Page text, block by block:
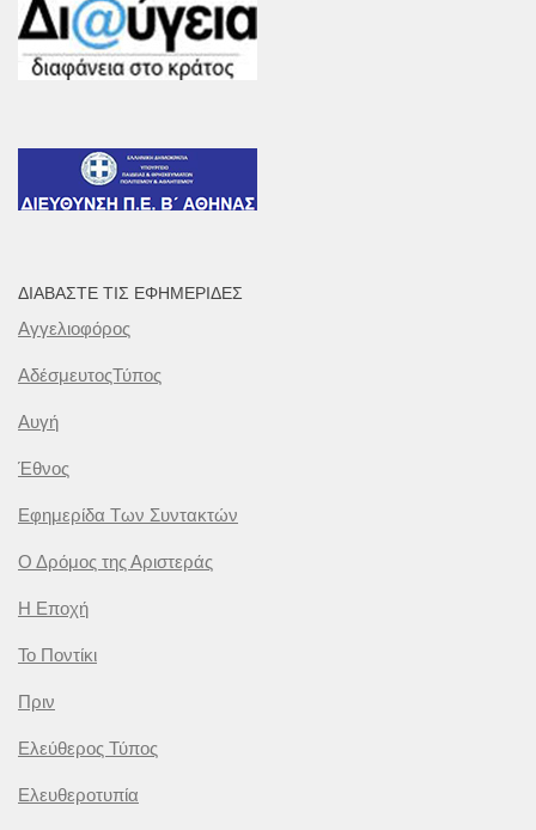
ΔΙΑΒΆΣΤΕ ΤΙΣ ΕΦΗΜΕΡΊΔΕΣ
Αγγελιοφόρος
ΑδέσμευτοςΤύπος
Αυγή
Έθνος
Εφημερίδα Των Συντακτών
Ο Δρόμος της Αριστεράς
Η Εποχή
Το Ποντίκι
Πριν
Ελεύθερος Τύπος
Ελευθεροτυπία